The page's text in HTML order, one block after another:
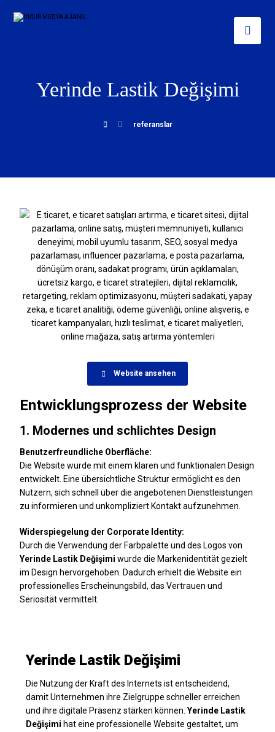
Yerinde Lastik Değişimi
referanslar
Website ansehen
Entwicklungsprozess der Website
1. Modernes und schlichtes Design
Benutzerfreundliche Oberfläche:
Die Website wurde mit einem klaren und funktionalen Design
entwickelt. Eine übersichtliche Struktur ermöglicht es den
Nutzern, sich schnell über die angebotenen Dienstleistungen
zu informieren und unkompliziert Kontakt aufzunehmen.
Widerspiegelung der Corporate Identity:
Durch die Verwendung der Farbpalette und des Logos von
Yerinde Lastik Değişimi wurde die Markenidentität gezielt
im Design hervorgehoben. Dadurch erhielt die Website ein
professionelles Erscheinungsbild, das Vertrauen und
Seriosität vermittelt.
Yerinde Lastik Değişimi
Die Nutzung der Kraft des Internets ist entscheidend,
damit Unternehmen ihre Zielgruppe schneller erreichen
und ihre digitale Präsenz stärken können.Yerinde Lastik
Değişimi hat eine professionelle Website gestaltet, um